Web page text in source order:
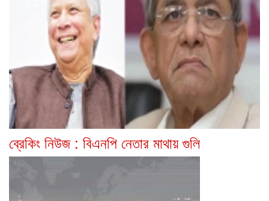
ব্রেকিং নিউজ : বিএনপি নেতার মাথায় গুলি